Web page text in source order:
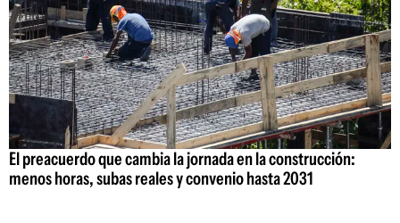
El preacuerdo que cambia la jornada en la construcción:
menos horas, subas reales y convenio hasta 2031